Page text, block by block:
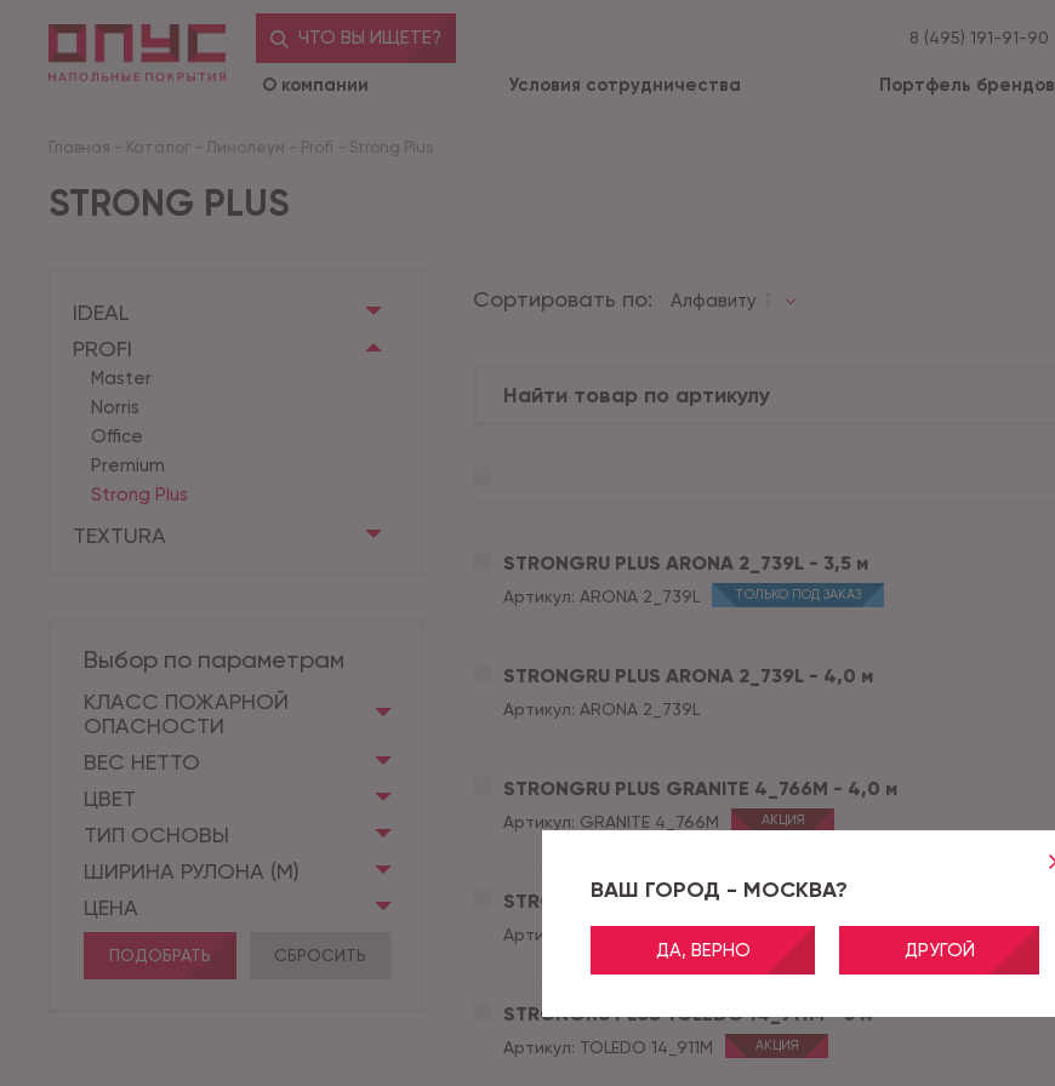
ВАШ ГОРОД - МОСКВА?
ДА, ВЕРНО ДРУГОЙ
ЧТО ВЫ ИЩЕТЕ? 8 (495) 191-91-90
О компании Условия сотрудничества Портфель брендов
Главная - Каталог - Линолеум - Profi - Strong Plus
STRONG PLUS
IDEAL
PROFI
Master
Norris
Office
Premium
Strong Plus
TEXTURA
Выбор по параметрам
КЛАСС ПОЖАРНОЙ
ОПАСНОСТИ
ВЕС НЕТТО
ЦВЕТ
ТИП ОСНОВЫ
ШИРИНА РУЛОНА (М)
ЦЕНА
ПОДОБРАТЬ СБРОСИТЬ
Сортировать по: Алфавиту
STRONGRU PLUS ARONA 2_739L - 3,5 м
Артикул: ARONA 2_739L ТОЛЬКО ПОД ЗАКАЗ
STRONGRU PLUS ARONA 2_739L - 4,0 м
Артикул: ARONA 2_739L
STRONGRU PLUS GRANITE 4_766M - 4,0 м
Артикул: GRANITE 4_766M АКЦИЯ
STRONGRU PLUS KERAMA 5_769D - 4,0 м
Артикул:
STRONGRU PLUS TOLEDO 14_911M - 3 м
Артикул: TOLEDO 14_911M АКЦИЯ